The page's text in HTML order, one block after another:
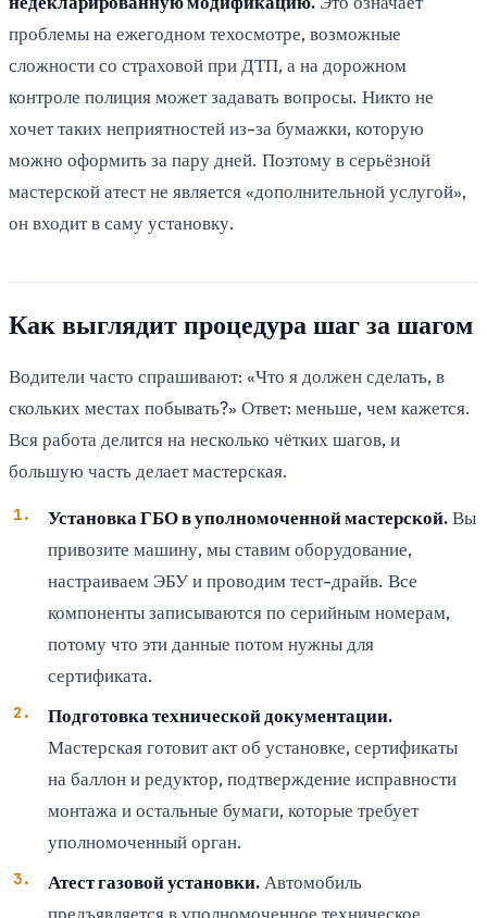
проблемы на ежегодном техосмотре, возможные
сложности со страховой при ДТП, а на дорожном
контроле полиция может задавать вопросы. Никто не
хочет таких неприятностей из-за бумажки, которую
можно оформить за пару дней. Поэтому в серьёзной
мастерской атест не является «дополнительной услугой»,
он входит в саму установку.
Как выглядит процедура шаг за шагом
Водители часто спрашивают: «Что я должен сделать, в
скольких местах побывать?» Ответ: меньше, чем кажется.
Вся работа делится на несколько чётких шагов, и
большую часть делает мастерская.
Установка ГБО в уполномоченной мастерской.Вы
привозите машину, мы ставим оборудование,
настраиваем ЭБУ и проводим тест-драйв. Все
компоненты записываются по серийным номерам,
потому что эти данные потом нужны для
сертификата.
Подготовка технической документации.
Мастерская готовит акт об установке, сертификаты
на баллон и редуктор, подтверждение исправности
монтажа и остальные бумаги, которые требует
уполномоченный орган.
Атест газовой установки. Автомобиль
предъявляется в уполномоченное техническое